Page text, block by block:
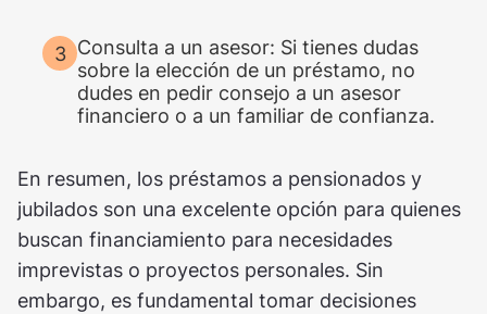
Consulta a un asesor: Si tienes dudas
sobre la elección de un préstamo, no
dudes en pedir consejo a un asesor
financiero o a un familiar de confianza.
En resumen, los préstamos a pensionados y
jubilados son una excelente opción para quienes
buscan financiamiento para necesidades
imprevistas o proyectos personales. Sin
embargo, es fundamental tomar decisiones